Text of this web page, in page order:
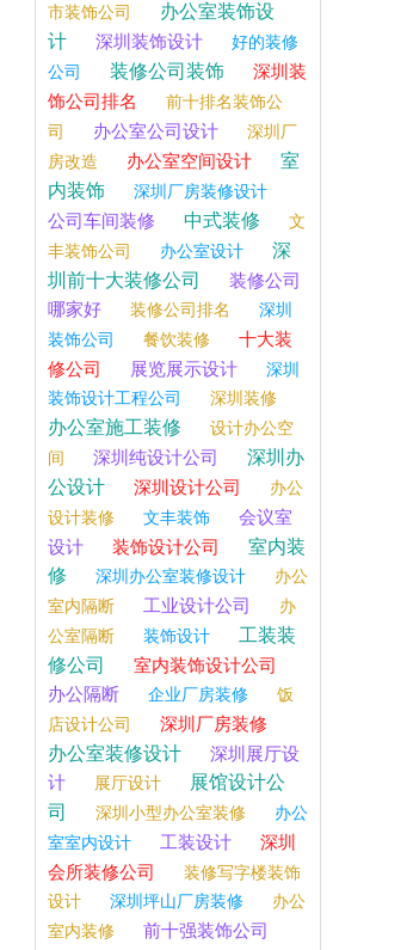
市装饰公司
办公室装饰设
计
深圳装饰设计
好的装修
公司
装修公司装饰
深圳装
饰公司排名
前十排名装饰公
司
办公室公司设计
深圳厂
房改造
办公室空间设计
室
内装饰
深圳厂房装修设计
公司车间装修 中式装修
文
丰装饰公司
办公室设计
深
圳前十大装修公司
装修公司
哪家好
装修公司排名
深圳
装饰公司
餐饮装修
十大装
修公司
展览展示设计
深圳
装饰设计工程公司
深圳装修
办公室施工装修
设计办公空
间
深圳纯设计公司
深圳办
公设计
深圳设计公司
办公
设计装修
文丰装饰
会议室
设计
装饰设计公司
室内装
修
深圳办公室装修设计
办公
室内隔断
工业设计公司
办
公室隔断
装饰设计
工装装
修公司
室内装饰设计公司
办公隔断
企业厂房装修
饭
店设计公司
深圳厂房装修
办公室装修设计
深圳展厅设
计
展厅设计
展馆设计公
司
深圳小型办公室装修
办公
室室内设计
工装设计
深圳
会所装修公司
装修写字楼装饰
设计
深圳坪山厂房装修
办公
室内装修
前十强装饰公司